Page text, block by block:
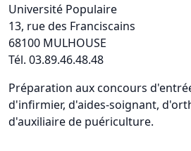
Université Populaire
13, rue des Franciscains
68100 MULHOUSE
Tél. 03.89.46.48.48
Préparation aux concours
d'infirmier, d'aides-soignant,
d'auxiliaire de puériculture.